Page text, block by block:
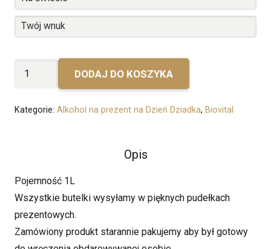
Biovital
DODAJ DO KOSZYKA
Kategorie: Alkohol na prezent na Dzień Dziadka, Biovital
Opis
Pojemność 1L
Wszystkie butelki wysyłamy w pięknych pudełkach
prezentowych.
Zamówiony produkt starannie pakujemy aby był gotowy